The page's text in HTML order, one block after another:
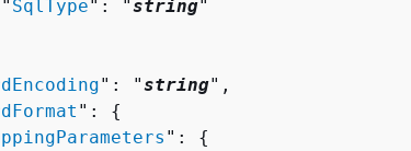
SqlType": "string"
": "string",
": {
": {